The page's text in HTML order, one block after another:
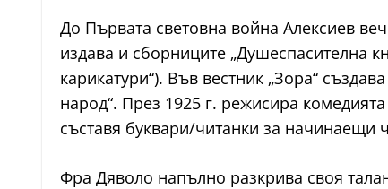
До Първата световна война Алексиев
издава и сборниците „Душеспасителна
карикатури“). Във вестник „Зора“
народ“. През 1925 г. режисира
съставя буквари/читанки за начинаещи
Фра Дяволо напълно разкрива своя